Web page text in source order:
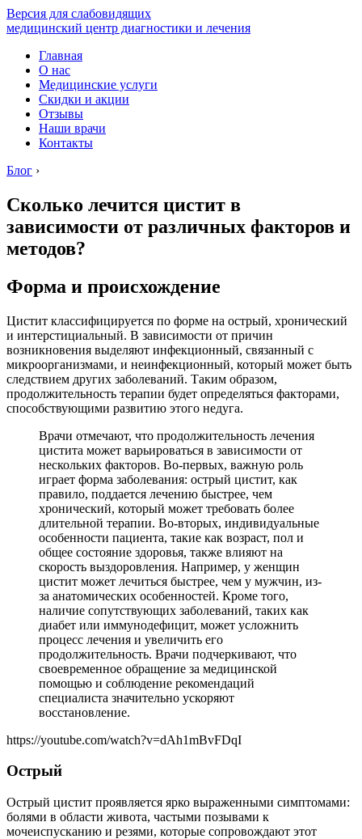
Версия для слабовидящих
медицинский центр диагностики и лечения
Главная
О нас
Медицинские услуги
Скидки и акции
Отзывы
Наши врачи
Контакты
Блог ›
Сколько лечится цистит в
зависимости от различных факторов и
методов?
Форма и происхождение
Цистит классифицируется по форме на острый, хронический
и интерстициальный. В зависимости от причин
возникновения выделяют инфекционный, связанный с
микроорганизмами, и неинфекционный, который может быть
следствием других заболеваний. Таким образом,
продолжительность терапии будет определяться факторами,
способствующими развитию этого недуга.
Врачи отмечают, что продолжительность лечения
цистита может варьироваться в зависимости от
нескольких факторов. Во-первых, важную роль
играет форма заболевания: острый цистит, как
правило, поддается лечению быстрее, чем
хронический, который может требовать более
длительной терапии. Во-вторых, индивидуальные
особенности пациента, такие как возраст, пол и
общее состояние здоровья, также влияют на
скорость выздоровления. Например, у женщин
цистит может лечиться быстрее, чем у мужчин, из-
за анатомических особенностей. Кроме того,
наличие сопутствующих заболеваний, таких как
диабет или иммунодефицит, может усложнить
процесс лечения и увеличить его
продолжительность. Врачи подчеркивают, что
своевременное обращение за медицинской
помощью и соблюдение рекомендаций
специалиста значительно ускоряют
восстановление.
https://youtube.com/watch?v=dAh1mBvFDqI
Острый
Острый цистит проявляется ярко выраженными симптомами:
болями в области живота, частыми позывами к
мочеиспусканию и резями, которые сопровождают этот